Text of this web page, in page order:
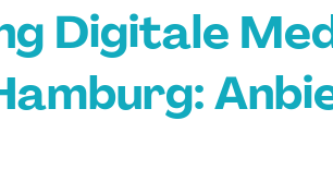
Digitale